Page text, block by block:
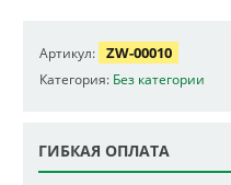
Артикул: ZW-00010
Категория: Без категории
ГИБКАЯ ОПЛАТА